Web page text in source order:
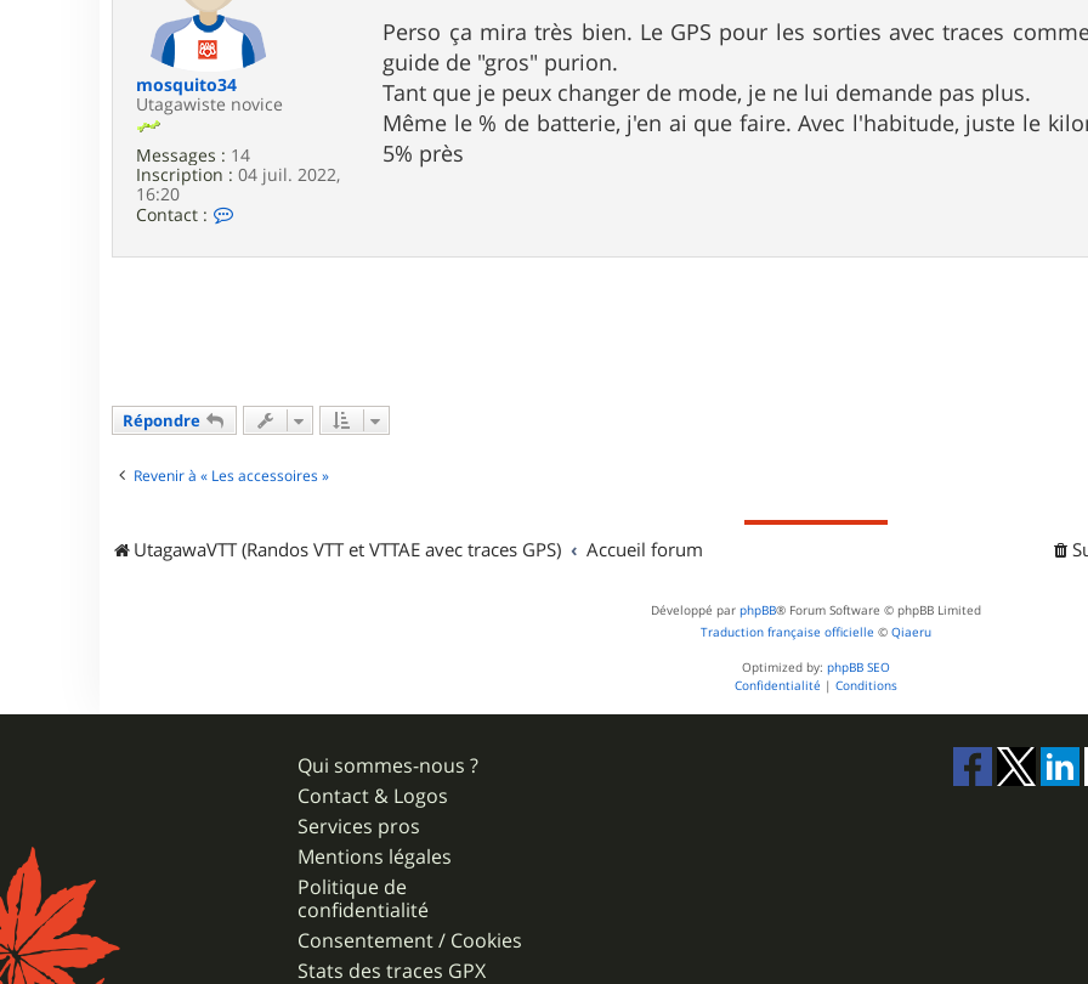
u
t
a
g
a
mosquito34
Utagawiste novice
Messages : 14
Inscription : 04 juil. 2022,
16:20
Contact :
o
i
3
4
g
e
Perso ça mira très bien. Le GPS pour les sorties avec traces
guide de "gros" purion.
Tant que je peux changer de mode, je ne lui demande pas plus.
Même le % de batterie, j'en ai que faire. Avec l'habitude, juste le
5% près
Répondre
Revenir à « Les accessoires »
UtagawaVTT (Randos VTT et VTTAE avec traces GPS) Accueil forum
Développé par phpBB® Forum Software © phpBB Limited
Traduction française officielle © Qiaeru
Optimized by: phpBB SEO
Confidentialité | Conditions
Qui sommes-nous ?
Contact & Logos
Services pros
Mentions légales
Politique de
confidentialité
Consentement / Cookies
Stats des traces GPX